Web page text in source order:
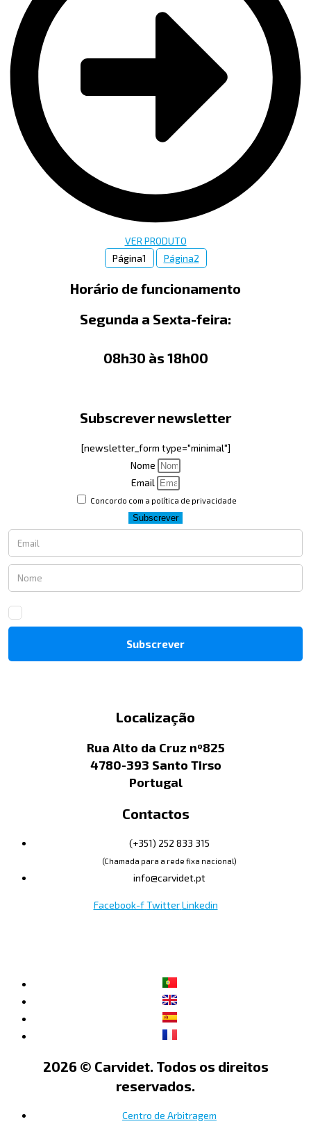
VER PRODUTO
Página1 Página2
Horário de funcionamento
Segunda a Sexta-feira:
08h30 às 18h00
Subscrever newsletter
[newsletter_form type="minimal"]
Nome
Email
Concordo com a política de privacidade
Subscrever
Localização
Rua Alto da Cruz nº825
4780-393 Santo Tirso
Portugal
Contactos
(+351) 252 833 315
(Chamada para a rede fixa nacional)
info@carvidet.pt
Facebook-f Twitter Linkedin
2026 © Carvidet. Todos os direitos
reservados.
Centro de Arbitragem